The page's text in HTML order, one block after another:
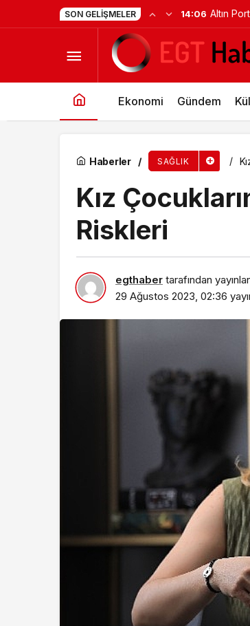
SON GELIŞMELER 13:56 DEÜ
Ekonomi Gündem
Haberler SAĞLIK
Kız
Riskleri
egthaber tarafından
29 Ağustos 2023, 02:36
2026
Cup
Gizli Tehlike: Beyin Kanamalarının